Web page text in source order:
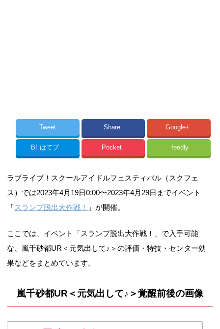
Tweet Share Google+
B! はてブ Pocket feedly
ラブライブ！スクールアイドルフェスティバル（スクフェ
ス）では2023年4月19日0:00〜2023年4月29日までイベント
「スランプ脱出大作戦！ 」が開催。
ここでは、イベント「スランプ脱出大作戦！」で入手可能
な、嵐千砂都UR＜元気出して♪＞の評価・特技・センター効
果などをまとめています。
嵐千砂都UR＜元気出して♪＞覚醒前後の画像